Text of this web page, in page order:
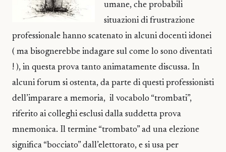
umane, che probabili
situazioni di frustrazione
professionale hanno scatenato in alcuni docenti idonei
( ma bisognerebbe indagare sul come lo sono diventati
! ), in questa prova tanto animatamente discussa. In
alcuni forum si ostenta, da parte di questi professionisti
dell’imparare a memoria, il vocabolo “trombati”,
riferito ai colleghi esclusi dalla suddetta prova
mnemonica. Il termine “trombato” ad una elezione
significa “bocciato” dall’elettorato, e si usa per